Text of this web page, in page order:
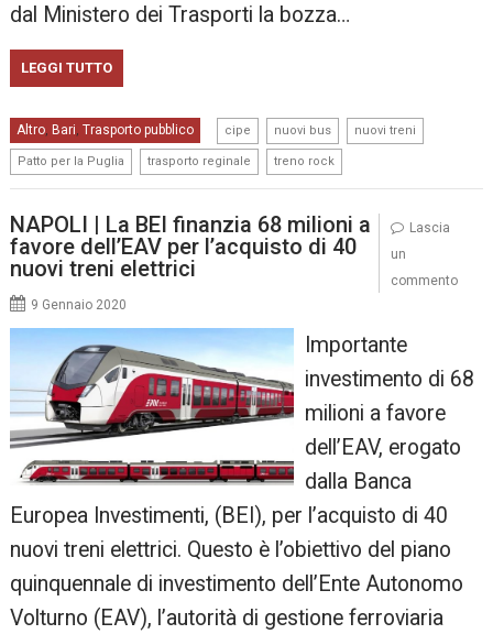
dal Ministero dei Trasporti la bozza…
LEGGI TUTTO
Altro, Bari,Trasporto pubblico cipe nuovi bus nuovi treni
Patto per la Puglia trasporto reginale treno rock
NAPOLI | La BEI finanzia 68 milioni a
favore dell’EAV per l’acquisto di 40
nuovi treni elettrici
9 Gennaio 2020
Importante
investimento di 68
milioni a favore
dell’EAV, erogato
dalla Banca
Europea Investimenti, (BEI), per l’acquisto di 40
nuovi treni elettrici. Questo è l’obiettivo del piano
quinquennale di investimento dell’Ente Autonomo
Volturno (EAV), l’autorità di gestione ferroviaria
Lascia
un
commento